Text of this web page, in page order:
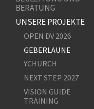
BERATUNG
UNSERE PROJEKTE
OPEN DV 2026
GEBERLAUNE
YCHURCH
NEXT STEP 2027
VISION GUIDE
TRAINING